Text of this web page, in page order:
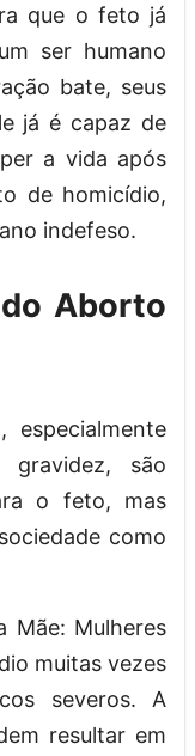
que o feto já
ser humano
bate, seus
já é capaz de
a vida após
de homicídio,
indefeso.
Aborto
especialmente
gravidez, são
o feto, mas
como
Mãe: Mulheres
muitas vezes
severos. A
resultar em